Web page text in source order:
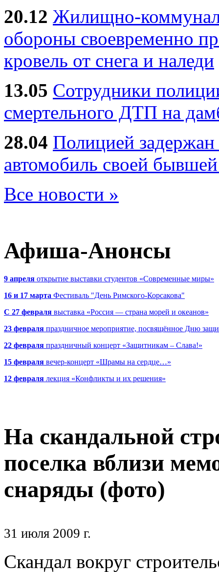
20.12 Жилищно-
обороны своевременно
кровель от снега и наледи
13.05 Сотрудники
смертельного ДТП на
28.04 Полицией
автомобиль своей
Все новости »
Афиша-Анонсы
9 апреля открытие выставки студентов «Современные миры»
16 и 17 марта Фестиваль "День Римского-Корсакова"
С 27 февраля выставка «Россия — страна морей и океанов»
23 февраля праздничное мероприятие, посвящённое Дню
22 февраля праздничный концерт «Защитникам – Слава!»
15 февраля вечер-концерт «Шрамы на сердце…»
12 февраля лекция «Конфликты и их решения»
На скандальной
поселка вблизи
снаряды (фото)
31 июля 2009 г.
Скандал вокруг